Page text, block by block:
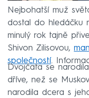
Nejbohatší muž
dostal do hledáčku
minulý rok tajně
Shivon Zilisovou,
společností.
Dvojčata se
dříve, než se
narodila dcera s